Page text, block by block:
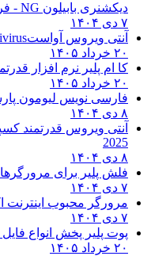
دیکشنری بابیلون NG - فرهنگ لغت کامپیوتر
۷ دی ۱۴۰۴
آنتی ویروس آواست
۲۰ خرداد ۱۴۰۵
کا ام پلیر نرم افزار
۲۰ خرداد ۱۴۰۵
فارسی نویس لیومون
۸ دی ۱۴۰۴
آنتی ویروس قدرتمند
2025
۸ دی ۱۴۰۴
فلش پلیر برای
۷ دی ۱۴۰۴
مرورگر محبوب اینترنت
۷ دی ۱۴۰۴
پوت پلیر پخش انواع
۲۰ خرداد ۱۴۰۵